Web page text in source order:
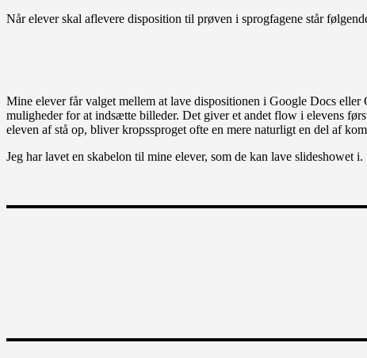
Når elever skal aflevere disposition til prøven i sprogfagene står
Mine elever får valget mellem at lave dispositionen i Google Docs
muligheder for at indsætte billeder. Det giver et andet flow i elevens
eleven af stå op, bliver kropssproget ofte en mere naturligt en del af
Jeg har lavet en skabelon til mine elever, som de kan lave slideshowet i.